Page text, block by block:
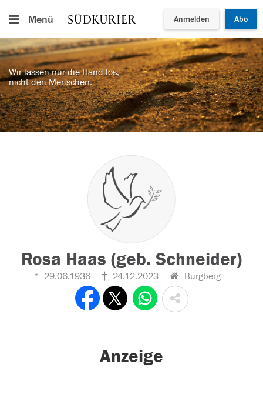
Menü Anmelden Abo
Wir lassen nur die Hand los,
nicht den Menschen.
Rosa Haas (geb. Schneider)
29.06.1936 24.12.2023 Burgberg
Anzeige